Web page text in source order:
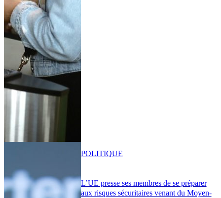
L’UE presse ses membres de se préparer
aux risques sécuritaires venant du Moyen-
POLITIQUE